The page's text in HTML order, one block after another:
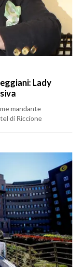
Lady
mandante
di Riccione